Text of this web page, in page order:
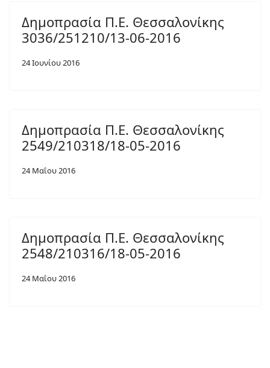
Δημοπρασία Π.Ε. Θεσσαλονίκης
3036/251210/13-06-2016
24 Ιουνίου 2016
Δημοπρασία Π.Ε. Θεσσαλονίκης
2549/210318/18-05-2016
24 Μαΐου 2016
Δημοπρασία Π.Ε. Θεσσαλονίκης
2548/210316/18-05-2016
24 Μαΐου 2016